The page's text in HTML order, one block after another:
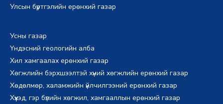
Улсын бүртгэлийн ерөнхий газар
Усны газар
Үндэсний геологийн алба
Хил хамгаалах ерөнхий газар
Хөгжлийн бэрхшээлтэй хүний хөгжлийн ерөнхий газар
Хөдөлмөр, халамжийн үйлчилгээний ерөнхий газар
Хүүхэд, гэр бүлийн хөгжил, хамгааллын ерөнхий газар